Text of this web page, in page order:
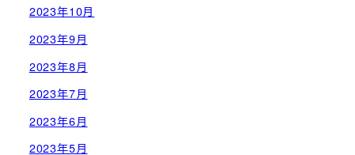
2023年10月
2023年9月
2023年8月
2023年7月
2023年6月
2023年5月